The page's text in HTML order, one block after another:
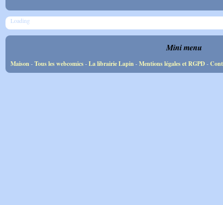
Loading
Mini menu
Maison-Tous les webcomics-La librairie Lapin-Mentions légales et RGPD-